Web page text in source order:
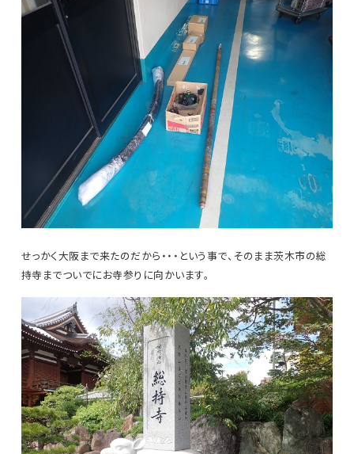
せっかく大阪まで来たのだから・・・という事で、そのまま茨木市の総
持寺までついでにお寺参りに向かいます。